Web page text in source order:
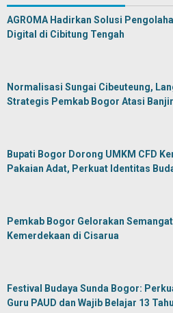
AGROMA Hadirkan Solusi
Digital di Cibitung Tengah
Normalisasi Sungai Cibeuteung,
Strategis Pemkab Bogor Atasi Banjir
Bupati Bogor Dorong UMKM CFD
Pakaian Adat, Perkuat Identitas
Pemkab Bogor Gelorakan Semangat
Kemerdekaan di Cisarua
Festival Budaya Sunda Bogor:
Guru PAUD dan Wajib Belajar 13